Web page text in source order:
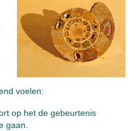
voelen:
op het de gebeurtenis
gaan.